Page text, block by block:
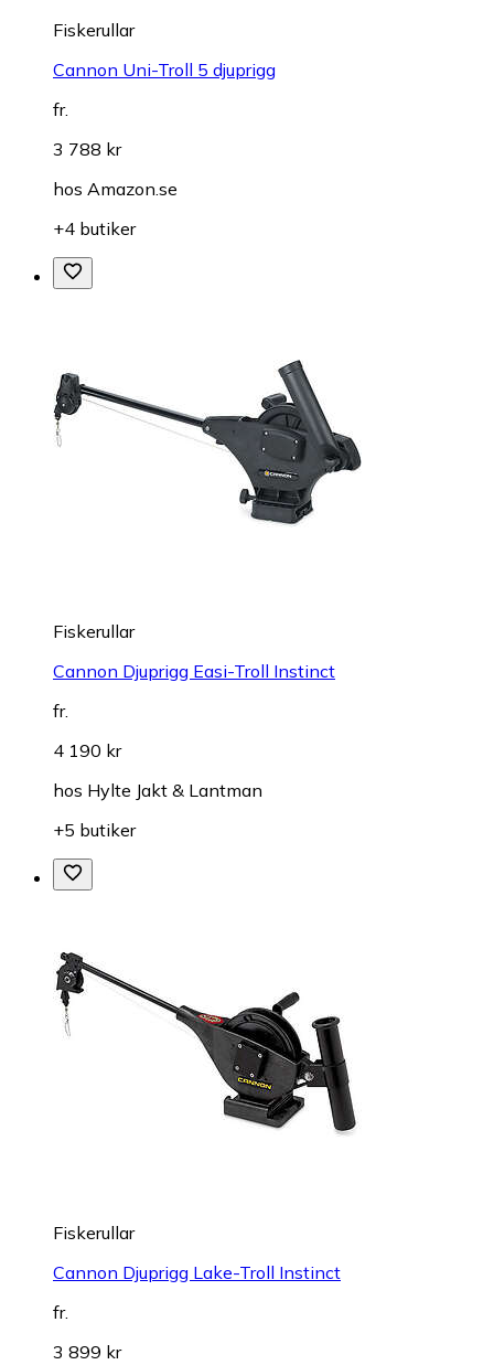
Fiskerullar
Cannon Uni-Troll 5 djuprigg
fr.
3 788 kr
hos Amazon.se
+4 butiker
Fiskerullar
Cannon Djuprigg Easi-Troll Instinct
fr.
4 190 kr
hos Hylte Jakt & Lantman
+5 butiker
Fiskerullar
Cannon Djuprigg Lake-Troll Instinct
fr.
3 899 kr